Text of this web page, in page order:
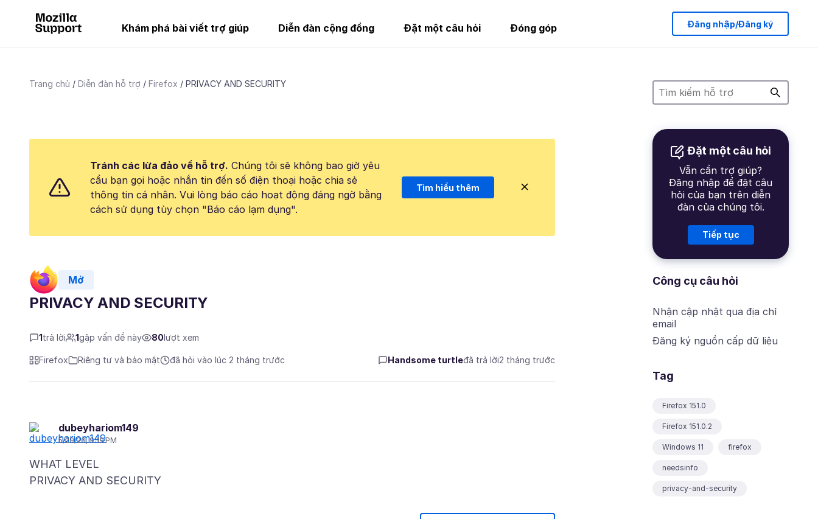
Khám phá bài viết trợ giúp Diễn đàn cộng đồng Đặt một câu hỏi Đóng góp Đăng nhập/Đăng ký
Trang chủ Diễn đàn hỗ trợ Firefox PRIVACY AND SECURITY
Đặt một câu hỏi
Vẫn cần trợ giúp?
Đăng nhập để đặt câu
hỏi của bạn trên diễn
đàn của chúng tôi.
Tiếp tục
Công cụ câu hỏi
Nhận cập nhật qua địa chỉ
email
Đăng ký nguồn cấp dữ liệu
Tag
Firefox 151.0
Firefox 151.0.2
Windows 11 firefox
needsinfo
privacy-and-security
Tránh các lừa đảo về hỗ trợ. Chúng tôi sẽ không bao giờ yêu
cầu bạn gọi hoặc nhắn tin đến số điện thoại hoặc chia sẻ
thông tin cá nhân. Vui lòng báo cáo hoạt động đáng ngờ bằng
cách sử dụng tùy chọn "Báo cáo lạm dụng".
Tìm hiểu thêm
Mở
PRIVACY AND SECURITY
1 trả lời 1gặp vấn đề này 80 lượt xem
Firefox Riêng tư và bảo mật đã hỏi vào lúc 2 tháng trước Handsome turtleđã trả lời2 tháng trước
dubeyhariom149
5/29/26, 9:19 PM
WHAT LEVEL